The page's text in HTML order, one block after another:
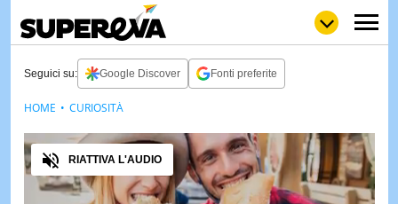
LOLGULP
LOVENEWS
STORIE
VIDEO
Seguici su: Google Discover Fonti preferite
Audio
RIATTIVA L'AUDIO
HOME CURIOSITÀ